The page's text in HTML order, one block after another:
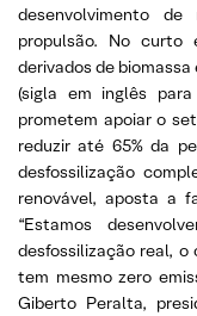
desenvolvimento
propulsão. No curto
derivados de
(sigla em inglês
prometem apoiar o
reduzir até 65% da
desfossilização
renovável, aposta a
“Estamos
desfossilização real,
tem mesmo zero
Giberto Peralta,